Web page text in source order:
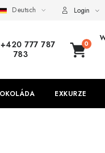
Deutsch Login
+420 777 787
783
EXKURZE